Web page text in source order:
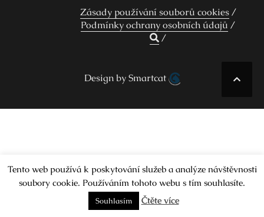
Zásady používání souborů cookies
Podmínky ochrany osobních údajů
Design by Smartcat
Tento web používá k poskytování služeb a analýze návštěvnosti
soubory cookie. Používáním tohoto webu s tím souhlasíte.
Souhlasím Čtěte více